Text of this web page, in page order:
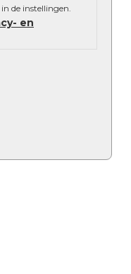
de instellingen.
en